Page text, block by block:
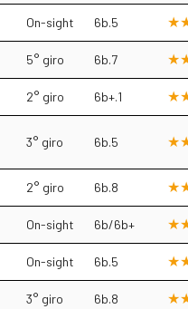
On-sight 6b.5
5° giro 6b.7
2° giro 6b+.1
3° giro 6b.5
2° giro 6b.8
On-sight 6b/6b+
On-sight 6b.5
3° giro 6b.8